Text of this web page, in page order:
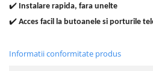
✔️ Instalare rapida, fara unelte
✔️ Acces facil la butoanele si porturile
Informatii conformitate produs